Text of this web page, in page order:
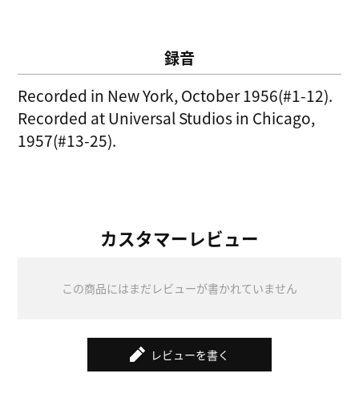
録音
Recorded in New York, October 1956(#1-12).
Recorded at Universal Studios in Chicago,
1957(#13-25).
カスタマーレビュー
この商品にはまだレビューが書かれていません
レビューを書く